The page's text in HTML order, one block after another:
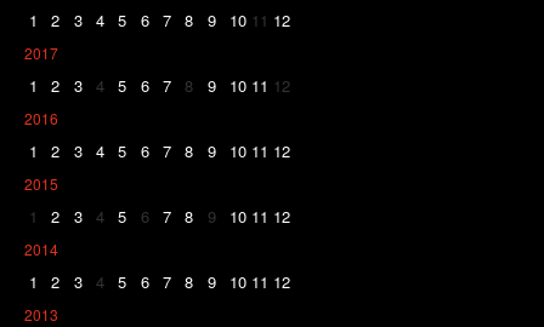
1 2 3 4 5 6 7 8 9 10 11 12
2017
1 2 3 4 5 6 7 8 9 10 11 12
2016
1 2 3 4 5 6 7 8 9 10 11 12
2015
1 2 3 4 5 6 7 8 9 10 11 12
2014
1 2 3 4 5 6 7 8 9 10 11 12
2013